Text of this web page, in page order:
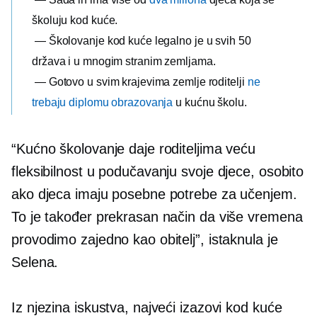
školuju kod kuće.
— Školovanje kod kuće legalno je u svih 50
država i u mnogim stranim zemljama.
— Gotovo u svim krajevima zemlje roditelji ne
trebaju diplomu obrazovanja u kućnu školu.
“Kućno školovanje daje roditeljima veću
fleksibilnost u podučavanju svoje djece, osobito
ako djeca imaju posebne potrebe za učenjem.
To je također prekrasan način da više vremena
provodimo zajedno kao obitelj”, istaknula je
Selena.
Iz njezina iskustva, najveći izazovi kod kuće